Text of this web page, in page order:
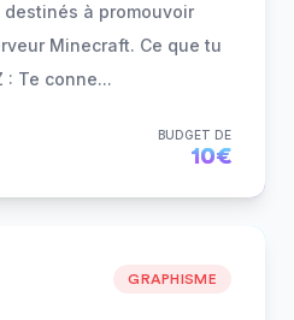
à promouvoir
Minecraft. Ce que tu
: Te conne...
BUDGET DE
10€
GRAPHISME